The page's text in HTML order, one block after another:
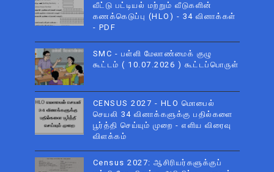
வீட்டு பட்டியல் மற்றும் வீடுகளின்
கணக்கெடுப்பு (HLO) - 34 வினாக்கள்
- PDF
SMC - பள்ளி மேலாண்மைக் குழு
கூட்டம் ( 10.07.2026 ) கூட்டப்பொருள்
CENSUS 2027 - HLO மொபைல்
செயலி 34 வினாக்களுக்கு பதில்களை
பூர்த்தி செய்யும் முறை - எளிய விரைவு
விளக்கம்
Census 2027: ஆசிரியர்களுக்குப்